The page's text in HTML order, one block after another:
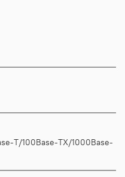
T/100Base-TX/1000Base-